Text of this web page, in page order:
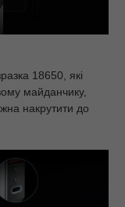
18650, які
майданчику,
накрутити до